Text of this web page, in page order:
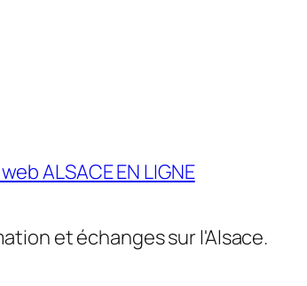
ALSACE EN LIGNE
et échanges sur l'Alsace.